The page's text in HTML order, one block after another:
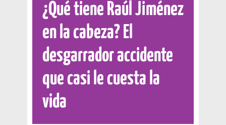
¿Qué tiene Raúl Jiménez
en la cabeza? El
desgarrador accidente
que casi le cuesta la
vida